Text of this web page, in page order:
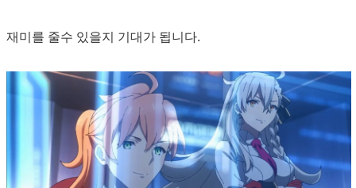
재미를 줄수 있을지 기대가 됩니다.